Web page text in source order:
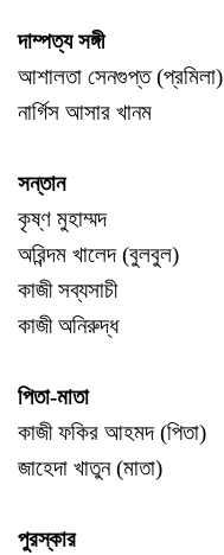
দাম্পত্য সঙ্গী
আশালতা সেনগুপ্ত (প্রমিলা)
নার্গিস আসার খানম
সন্তান
কৃষ্ণ মুহাম্মদ
অরিন্দম খালেদ (বুলবুল)
কাজী সব্যসাচী
কাজী অনিরুদ্ধ
পিতা-মাতা
কাজী ফকির আহমদ (পিতা)
জাহেদা খাতুন (মাতা)
পুরস্কার